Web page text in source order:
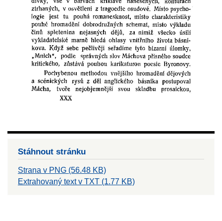
Stáhnout stránku
Strana v PNG (56.48 KB)
Extrahovaný text v TXT (1.77 KB)